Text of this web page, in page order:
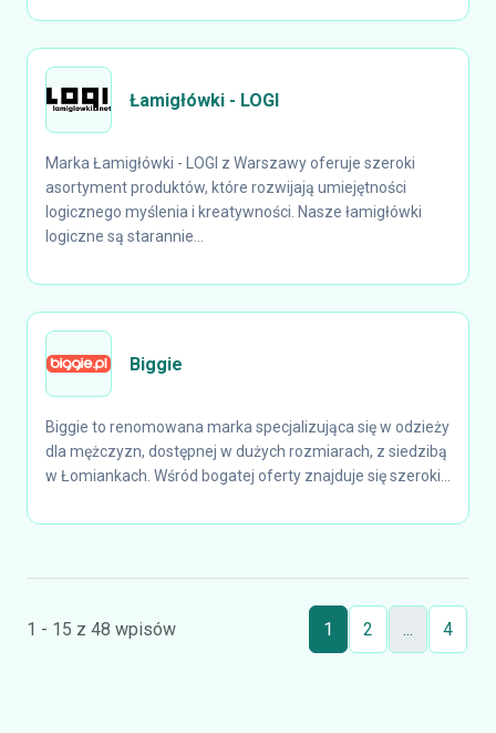
Łamigłówki - LOGI
Marka Łamigłówki - LOGI z Warszawy oferuje szeroki
asortyment produktów, które rozwijają umiejętności
logicznego myślenia i kreatywności. Nasze łamigłówki
logiczne są starannie...
Biggie
Biggie to renomowana marka specjalizująca się w odzieży
dla mężczyzn, dostępnej w dużych rozmiarach, z siedzibą
w Łomiankach. Wśród bogatej oferty znajduje się szeroki...
1 - 15 z 48 wpisów 1 2 ... 4